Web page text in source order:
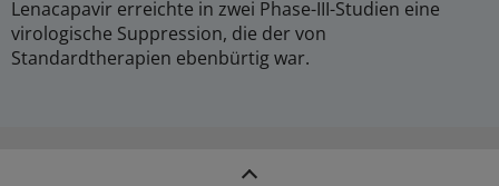
Lenacapavir erreichte in zwei Phase-III-Studien eine
virologische Suppression, die der von
Standardtherapien ebenbürtig war.